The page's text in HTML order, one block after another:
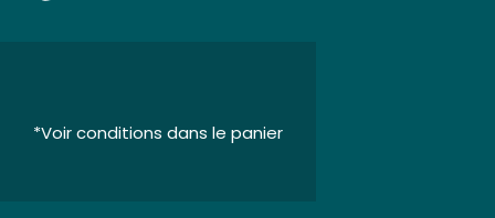
*Voir conditions dans le panier